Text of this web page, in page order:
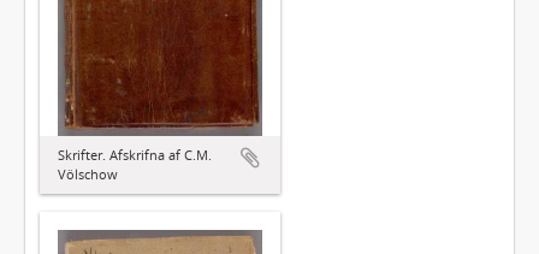
Skrifter. Afskrifna af C.M.
Völschow